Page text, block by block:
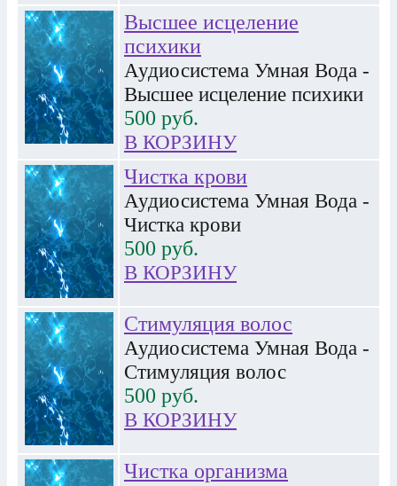
Высшее исцеление
психики
Аудиосистема Умная Вода -
Высшее исцеление психики
500 руб.
В КОРЗИНУ
Чистка крови
Аудиосистема Умная Вода -
Чистка крови
500 руб.
В КОРЗИНУ
Стимуляция волос
Аудиосистема Умная Вода -
Стимуляция волос
500 руб.
В КОРЗИНУ
Чистка организма